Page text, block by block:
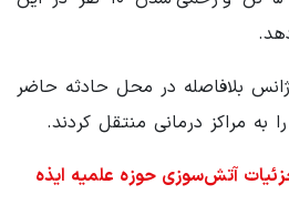
بلافاصله در محل حادثه حاضر
مراکز درمانی منتقل کردند.
آتش‌سوزی حوزه علمیه ایذه